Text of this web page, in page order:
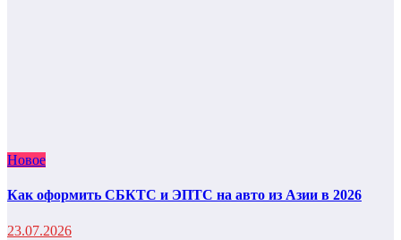
Новое
Как оформить СБКТС и ЭПТС на авто из Азии в 2026
23.07.2026